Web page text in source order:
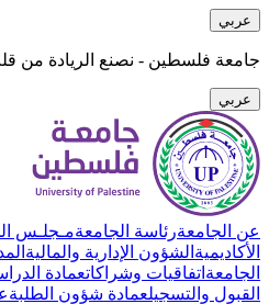
عربي
جامعة فلسطين - نصنع الريادة من
عربي
عن الجامعةرئاسة الجامعةمـجلـس
الأكاديمية الشؤون الإدارية والمالية
الجامعة اتفاقيات وشراكاتعمادة
القبول والتسجيلعمادة شؤون الطلبة